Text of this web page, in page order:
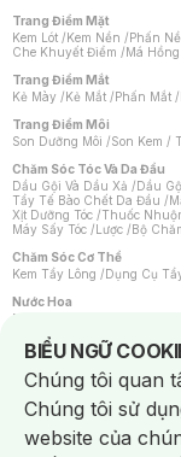
Trang Điểm Mặt
Kem Lót /Kem Nền /Phấn
Che Khuyết Điểm /Má Hồng
Trang Điểm Mắt
Kẻ Mày /Kẻ Mắt /Phấn Mắt /
Trang Điểm Môi
Son Dưỡng Môi /Son Kem /
Chăm Sóc Tóc Và Da Đầu
Dầu Gội Và Dầu Xả /Dầu
Tẩy Tế Bào Chết Da Đầu /
Xịt Dưỡng Tóc /Thuốc
Máy Sấy Tóc /Lược /Bộ
Chăm Sóc Cơ Thể
Kem Tẩy Lông /Dụng Cụ
Nước Hoa
Nước Hoa Nữ
Chăm Sóc Cá Nhân
Chống Muỗi /Khẩu Trang /
Sản Phẩm Chăm Sóc Khác /
Hỗ Trợ Trắng Răng/Kem
Tăm / Chỉ Nha Khoa/ Xịt
Khăn Ướt Vệ Sinh Vùng Kín
Máy Cạo Râu
BIỂU NGỮ
Notice about
Chúng tôi quan
Chúng tôi sử
website của